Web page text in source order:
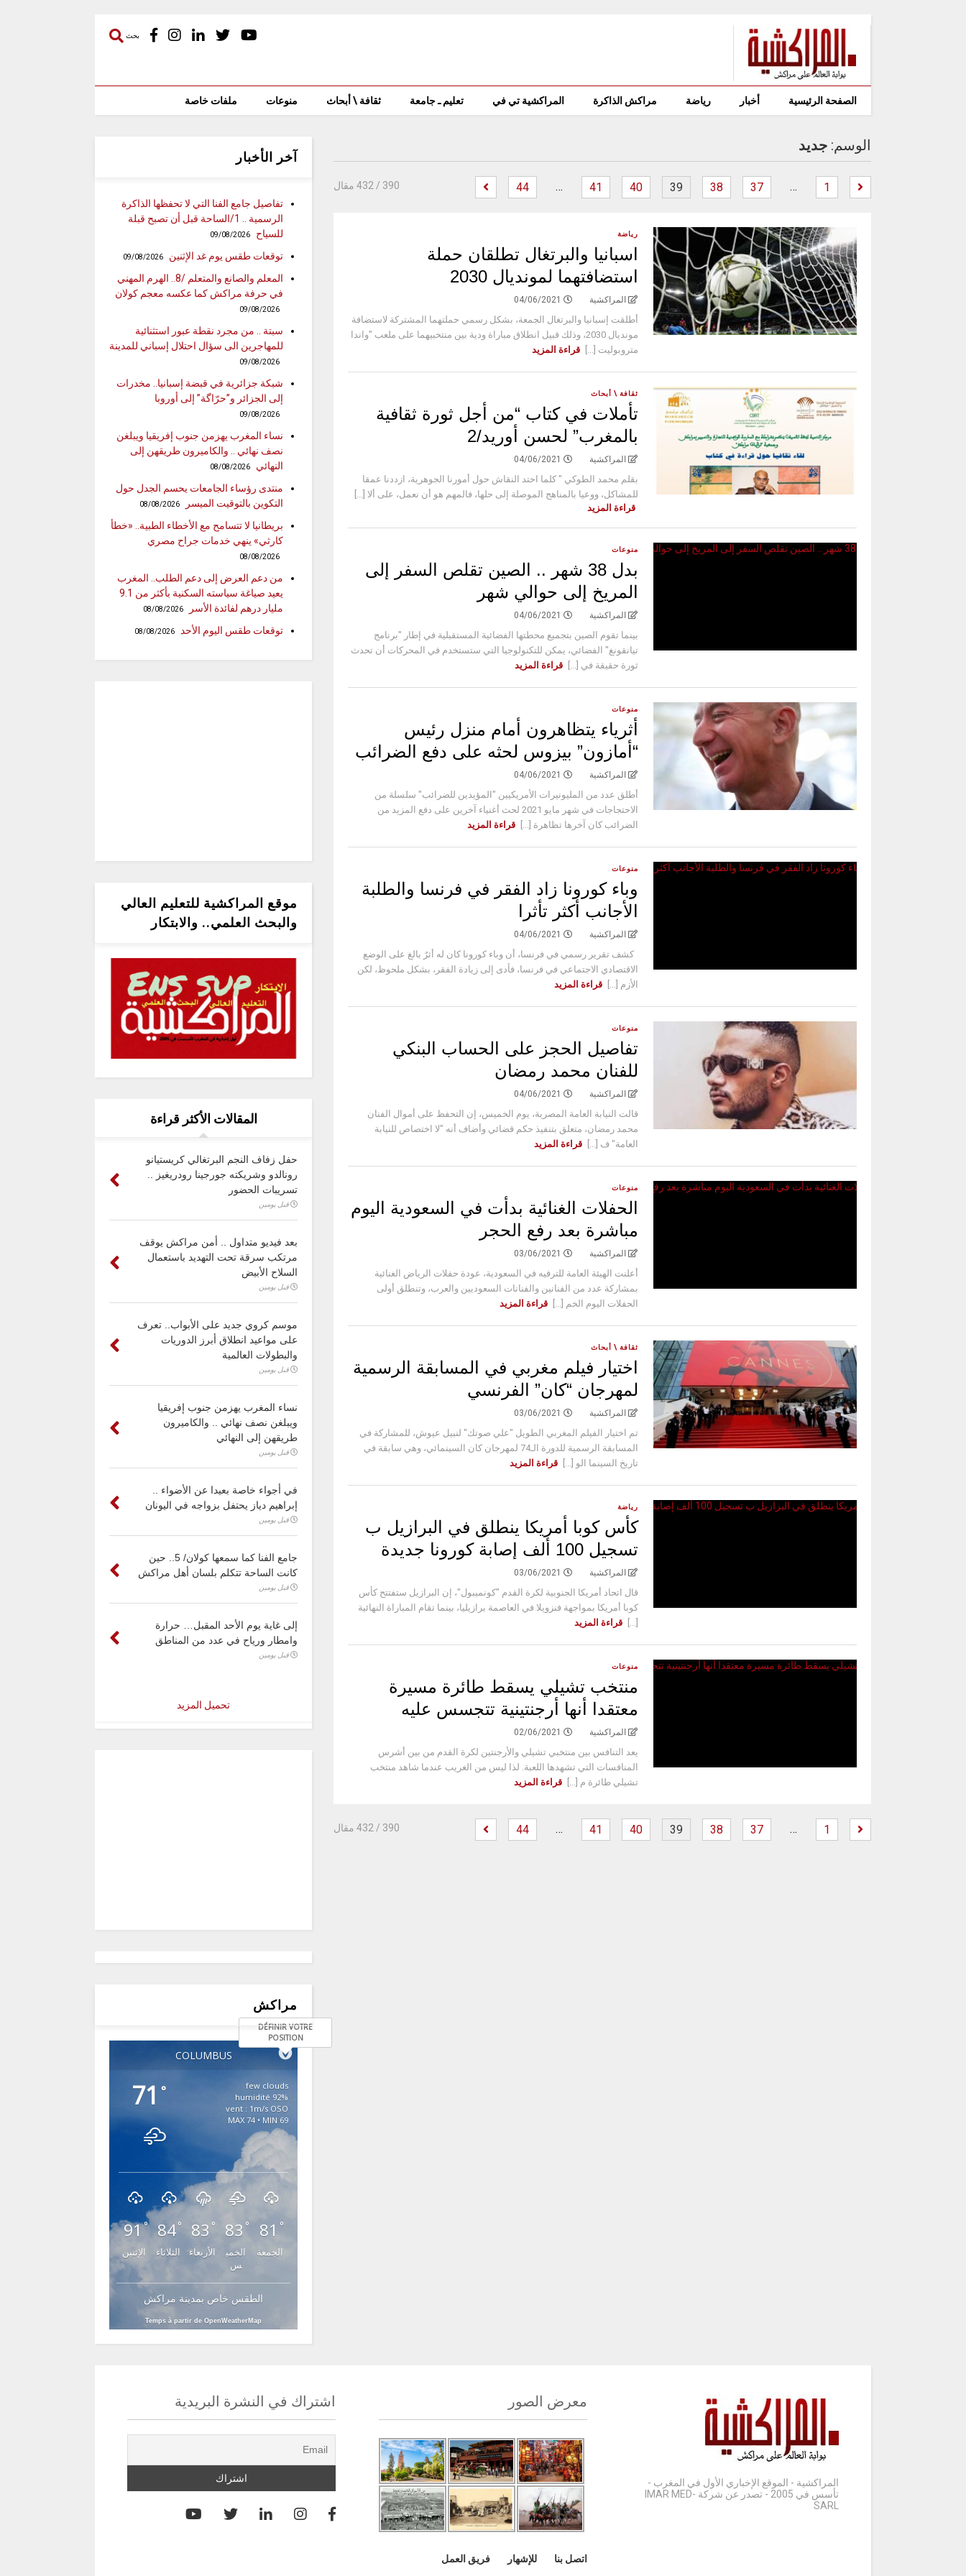
بحث
الصفحة الرئيسية أخبار رياضة مراكش الذاكرة المراكشية تي في تعليم ـ جامعة ثقافة \ أبحاث منوعات ملفات خاصة
الوسم: جديد
1
…
37
38
39
40
41
…
44
390 / 432 مقال
رياضة
اسبانيا والبرتغال تطلقان حملة
استضافتهما لمونديال 2030
المراكشية 04/06/2021
أطلقت إسبانيا والبرتغال الجمعة، بشكل رسمي حملتهما المشتركة لاستضافة
مونديال 2030، وذلك قبيل انطلاق مباراة ودية بين منتخبيهما على ملعب "واندا
متروبوليت [...]
قراءة المزيد
ثقافة \ أبحاث
تأملات في كتاب “من أجل ثورة ثقافية
بالمغرب” لحسن أوريد/2
المراكشية 04/06/2021
بقلم محمد الطوكي " كلما احتد النقاش حول أمورنا الجوهرية، ازددنا عمقا
للمشاكل، ووعيا بالمناهج الموصلة إلى حلها، فالمهم هو أن نعمل، على ألا [...]
قراءة المزيد
منوعات
بدل 38 شهر .. الصين تقلص السفر إلى
المريخ إلى حوالي شهر
المراكشية 04/06/2021
بينما تقوم الصين بتجميع محطتها الفضائية المستقبلية في إطار "برنامج
تيانقونغ" الفضائي، يمكن للتكنولوجيا التي ستستخدم في المحركات أن تحدث
ثورة حقيقة في [...]
قراءة المزيد
منوعات
أثرياء يتظاهرون أمام منزل رئيس
“أمازون” بيزوس لحثه على دفع الضرائب
المراكشية 04/06/2021
أطلق عدد من المليونيرات الأمريكيين "المؤيدين للضرائب" سلسلة من
الاحتجاجات في شهر مايو 2021 لحث أغنياء آخرين على دفع المزيد من
الضرائب كان آخرها تظاهرة [...]
قراءة المزيد
منوعات
وباء كورونا زاد الفقر في فرنسا والطلبة
الأجانب أكثر تأثرا
المراكشية 04/06/2021
كشف تقرير رسمي في فرنسا، أن وباء كورونا كان له أثرٌ بالغ على الوضع
الاقتصادي الاجتماعي في فرنسا، فأدى إلى زيادة الفقر، بشكل ملحوظ، لكن
الأزم [...]
قراءة المزيد
منوعات
تفاصيل الحجز على الحساب البنكي
للفنان محمد رمضان
المراكشية 04/06/2021
قالت النيابة العامة المصرية، يوم الخميس، إن التحفظ على أموال الفنان
محمد رمضان، متعلق بتنفيذ حكم قضائي وأضاف أنه "لا اختصاص للنيابة
العامة" ف [...]
قراءة المزيد
منوعات
الحفلات الغنائية بدأت في السعودية اليوم
مباشرة بعد رفع الحجر
المراكشية 03/06/2021
أعلنت الهيئة العامة للترفيه في السعودية، عودة حفلات الرياض الغنائية
بمشاركة عدد من الفنانين والفنانات السعوديين والعرب، وتنطلق أولى
الحفلات اليوم الخم [...]
قراءة المزيد
ثقافة \ أبحاث
اختيار فيلم مغربي في المسابقة الرسمية
لمهرجان “كان” الفرنسي
المراكشية 03/06/2021
تم اختيار الفيلم المغربي الطويل "علي صوتك" لنبيل عيوش، للمشاركة في
المسابقة الرسمية للدورة الـ74 لمهرجان كان السينمائي، وهي سابقة في
تاريخ السينما الو [...]
قراءة المزيد
رياضة
كأس كوبا أمريكا ينطلق في البرازيل ب
تسجيل 100 ألف إصابة كورونا جديدة
المراكشية 03/06/2021
قال اتحاد أمريكا الجنوبية لكرة القدم "كونميبول"، إن البرازيل ستفتتح كأس
كوبا أمريكا بمواجهة فنزويلا في العاصمة برازيليا، بينما تقام المباراة النهائية
[...]
قراءة المزيد
منوعات
منتخب تشيلي يسقط طائرة مسيرة
معتقدا أنها أرجنتينية تتجسس عليه
المراكشية 02/06/2021
يعد التنافس بين منتخبي تشيلي والأرجنتين لكرة القدم من بين أشرس
المنافسات التي تشهدها اللعبة. لذا ليس من الغريب عندما شاهد منتخب
تشيلي طائرة م [...]
قراءة المزيد
1
…
37
38
39
40
41
…
44
390 / 432 مقال
آخر الأخبار
تفاصيل جامع الفنا التي لا تحفظها الذاكرة
الرسمية .. 1/الساحة قبل أن تصبح قبلة
للسياح
09/08/2026
توقعات طقس يوم غد الإثنين 09/08/2026
المعلم والصانع والمتعلم /8.. الهرم المهني
في حرفة مراكش كما عكسه معجم كولان
09/08/2026
سبتة .. من مجرد نقطة عبور استثنائية
للمهاجرين الى سؤال احتلال إسباني للمدينة
09/08/2026
شبكة جزائرية في قبضة إسبانيا.. مخدرات
إلى الجزائر و”حرّاگة” إلى أوروبا
09/08/2026
نساء المغرب يهزمن جنوب إفريقيا ويبلغن
نصف نهائي .. والكاميرون طريقهن إلى
النهائي
08/08/2026
منتدى رؤساء الجامعات يحسم الجدل حول
التكوين بالتوقيت الميسر
08/08/2026
بريطانيا لا تتسامح مع الأخطاء الطبية.. «خطأ
كارثي» ينهي خدمات جراح مصري
08/08/2026
من دعم العرض إلى دعم الطلب.. المغرب
يعيد صياغة سياسته السكنية بأكثر من 9.1
مليار درهم لفائدة الأسر
08/08/2026
توقعات طقس اليوم الأحد 08/08/2026
موقع المراكشية للتعليم العالي
والبحث العلمي.. والابتكار
المقالات الأكثر قراءة
حفل زفاف النجم البرتغالي كريستيانو
رونالدو وشريكته جورجينا رودريغيز ..
تسريبات الحضور
قبل يومين
بعد فيديو متداول .. أمن مراكش يوقف
مرتكب سرقة تحت التهديد باستعمال
السلاح الأبيض
قبل يومين
موسم كروي جديد على الأبواب.. تعرف
على مواعيد انطلاق أبرز الدوريات
والبطولات العالمية
قبل يومين
نساء المغرب يهزمن جنوب إفريقيا
ويبلغن نصف نهائي .. والكاميرون
طريقهن إلى النهائي
قبل يومين
في أجواء خاصة بعيدا عن الأضواء ..
إبراهيم دياز يحتفل بزواجه في اليونان
قبل يومين
جامع الفنا كما سمعها كولان/ 5.. حين
كانت الساحة تتكلم بلسان أهل مراكش
قبل يومين
إلى غاية يوم الأحد المقبل… حرارة
وامطار ورياح في عدد من المناطق
قبل يومين
تحميل المزيد
مراكش
COLUMBUS
DÉFINIR VOTRE
POSITION
71 °
few clouds
92% humidité
vent : 1m/s OSO
MAX 74 • MIN 69
91°
الإثنين
84°
الثلاثاء
83 °
الأربعاء
83 °
الخمي
س
81°
الجمعة
الطقس خاص بمدينة مراكش
Temps à partir de OpenWeatherMap
المراكشية - الموقع الإخباري الأول في المغرب -
تأسس في 2005 - تصدر عن شركة IMAR MED-
SARL
معرض الصور
اتصل بنا للإشهار
فريق العمل
اشتراك في النشرة البريدية